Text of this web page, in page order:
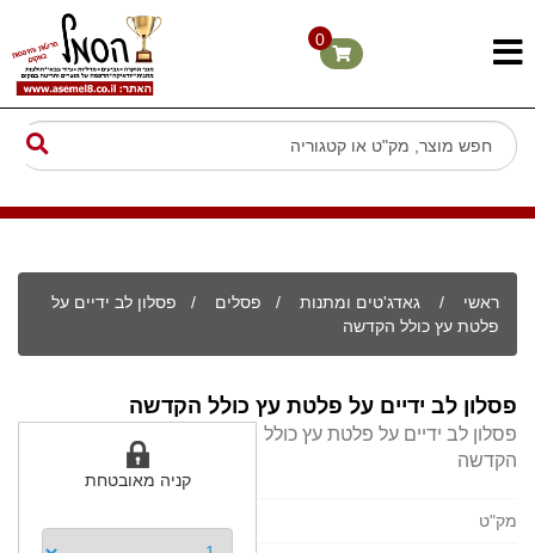
0
ראשי / גאדג'טים ומתנות / פסלים
/ פסלון לב ידיים על
פלטת עץ כולל הקדשה
פסלון לב ידיים על פלטת עץ כולל הקדשה
קניה מאובטחת
פסלון לב ידיים על פלטת עץ כולל
הקדשה
מק"ט